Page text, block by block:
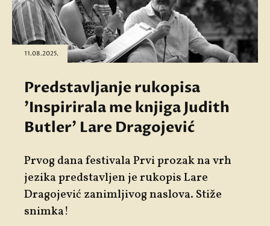
11.08.2025.
Predstavljanje rukopisa
'Inspirirala me knjiga Judith
Butler' Lare Dragojević
Prvog dana festivalaPrvi prozak na vrh
jezikapredstavljen je rukopis Lare
Dragojević zanimljivog naslova. Stiže
snimka!